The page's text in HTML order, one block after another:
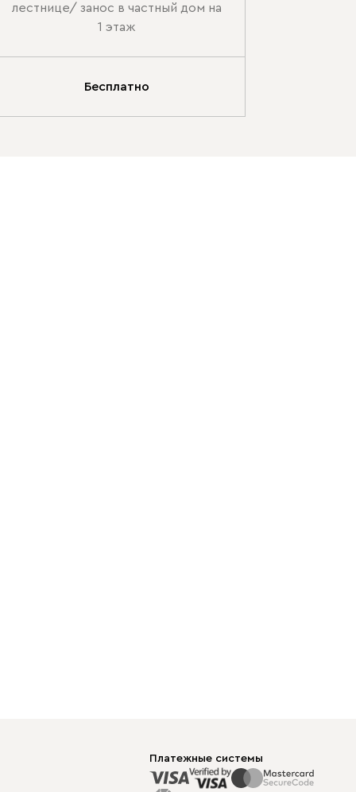
лестнице/ занос в частный дом на
1 этаж
Бесплатно
Платежные системы